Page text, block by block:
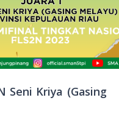
Seni Kriya (Gasing